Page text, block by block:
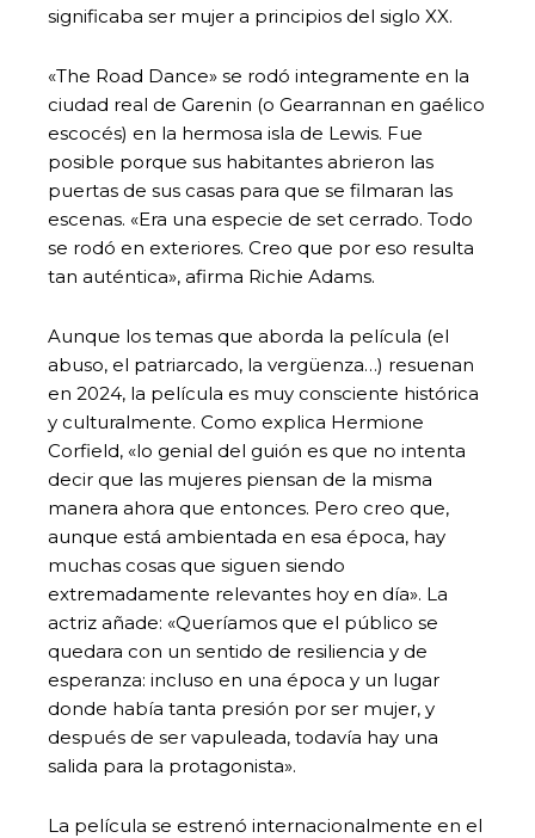
significaba ser mujer a principios del siglo XX.
«The Road Dance» se rodó integramente en la
ciudad real de Garenin (o Gearrannan en gaélico
escocés) en la hermosa isla de Lewis. Fue
posible porque sus habitantes abrieron las
puertas de sus casas para que se filmaran las
escenas. «Era una especie de set cerrado. Todo
se rodó en exteriores. Creo que por eso resulta
tan auténtica», afirma Richie Adams.
Aunque los temas que aborda la película (el
abuso, el patriarcado, la vergüenza…) resuenan
en 2024, la película es muy consciente histórica
y culturalmente. Como explica Hermione
Corfield, «lo genial del guión es que no intenta
decir que las mujeres piensan de la misma
manera ahora que entonces. Pero creo que,
aunque está ambientada en esa época, hay
muchas cosas que siguen siendo
extremadamente relevantes hoy en día». La
actriz añade: «Queríamos que el público se
quedara con un sentido de resiliencia y de
esperanza: incluso en una época y un lugar
donde había tanta presión por ser mujer, y
después de ser vapuleada, todavía hay una
salida para la protagonista».
La película se estrenó internacionalmente en el